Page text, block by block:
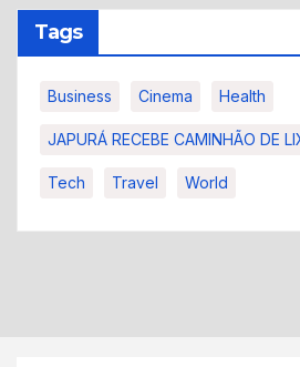
Tags
Business Cinema Health
JAPURÁ RECEBE CAMINHÃO DE
Tech Travel World